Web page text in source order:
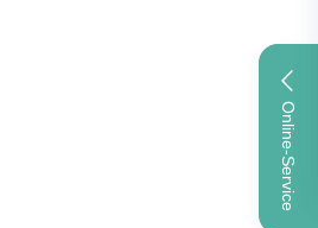
Online-Service